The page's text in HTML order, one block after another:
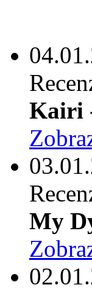
Kairi
My